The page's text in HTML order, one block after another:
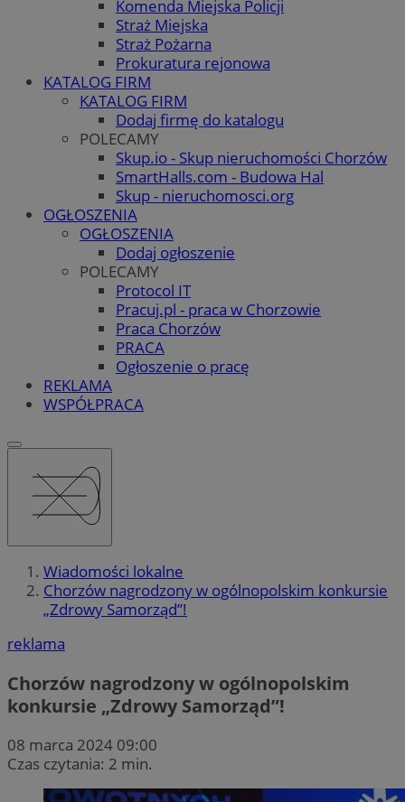
Komenda Miejska Policji
Straż Miejska
Straż Pożarna
Prokuratura rejonowa
KATALOG FIRM
KATALOG FIRM
Dodaj firmę do katalogu
POLECAMY
Skup.io - Skup nieruchomości Chorzów
SmartHalls.com - Budowa Hal
Skup - nieruchomosci.org
OGŁOSZENIA
OGŁOSZENIA
Dodaj ogłoszenie
POLECAMY
Protocol IT
Pracuj.pl - praca w Chorzowie
Praca Chorzów
PRACA
Ogłoszenie o pracę
REKLAMA
WSPÓŁPRACA
Wiadomości lokalne
Chorzów nagrodzony w ogólnopolskim konkursie
„Zdrowy Samorząd”!
reklama
Chorzów nagrodzony w ogólnopolskim
konkursie „Zdrowy Samorząd”!
08 marca 2024 09:00
Czas czytania: 2 min.